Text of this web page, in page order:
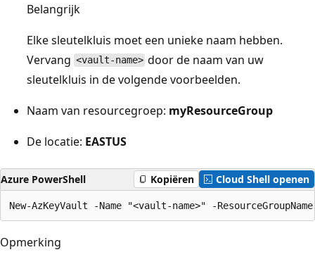
Belangrijk
Elke sleutelkluis moet een unieke naam hebben.
Vervang <vault-name> door de naam van uw
sleutelkluis in de volgende voorbeelden.
Naam van resourcegroep: myResourceGroup
De locatie: EASTUS
Azure PowerShell Kopiëren Cloud Shell openen
Opmerking